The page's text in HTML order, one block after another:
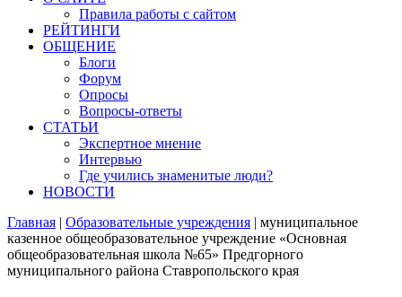
Правила работы с сайтом
РЕЙТИНГИ
ОБЩЕНИЕ
Блоги
Форум
Опросы
Вопросы-ответы
СТАТЬИ
Экспертное мнение
Интервью
Где учились знаменитые люди?
НОВОСТИ
Главная | Образовательные учреждения | муниципальное
казенное общеобразовательное учреждение «Основная
общеобразовательная школа №65» Предгорного
муниципального района Ставропольского края